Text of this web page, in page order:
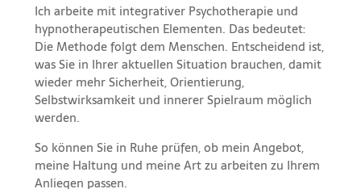
Ich arbeite mit integrativer Psychotherapie und
hypnotherapeutischen Elementen. Das bedeutet:
Die Methode folgt dem Menschen. Entscheidend ist,
was Sie in Ihrer aktuellen Situation brauchen, damit
wieder mehr Sicherheit, Orientierung,
Selbstwirksamkeit und innerer Spielraum möglich
werden.
So können Sie in Ruhe prüfen, ob mein Angebot,
meine Haltung und meine Art zu arbeiten zu Ihrem
Anliegen passen.